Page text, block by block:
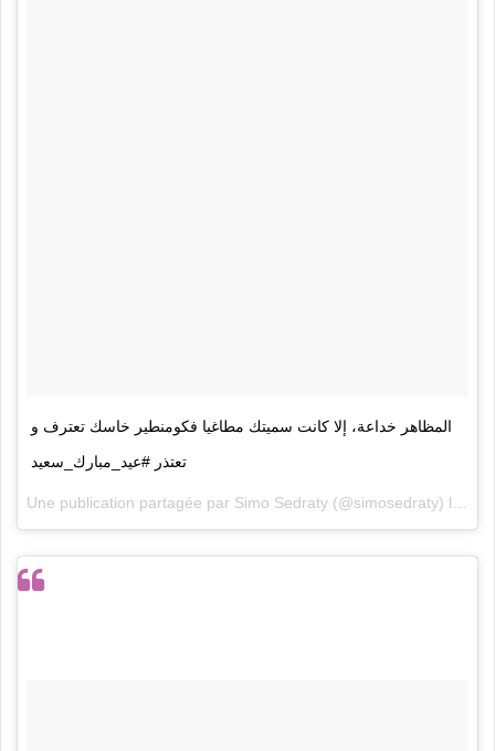
المظاهر خداعة، إلا كانت سميتك مطاغيا فكومنطير خاسك تعترف و
تعتذر #عيد_مبارك_سعيد
Une publication partagée par Simo Sedraty (@simosedraty) le